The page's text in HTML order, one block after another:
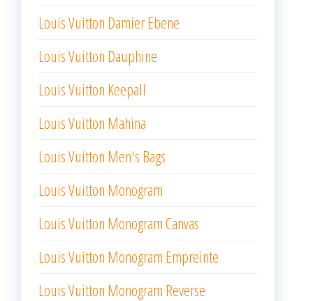
Louis Vuitton Damier Ebene
Louis Vuitton Dauphine
Louis Vuitton Keepall
Louis Vuitton Mahina
Louis Vuitton Men's Bags
Louis Vuitton Monogram
Louis Vuitton Monogram Canvas
Louis Vuitton Monogram Empreinte
Louis Vuitton Monogram Reverse